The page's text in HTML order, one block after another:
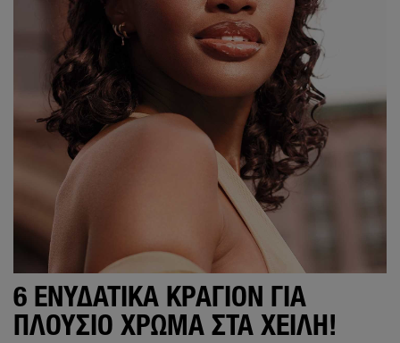
6 ΕΝΥΔΑΤΙΚΆ ΚΡΑΓΙΌΝ ΓΙΑ
ΠΛΟΎΣΙΟ ΧΡΏΜΑ ΣΤΑ ΧΕΊΛΗ!